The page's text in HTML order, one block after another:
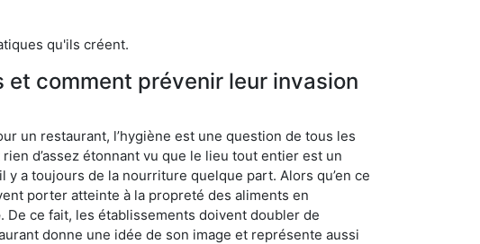
qu'ils créent.
comment prévenir leur invasion
un restaurant, l’hygiène est une question de tous les
d’assez étonnant vu que le lieu tout entier est un
y a toujours de la nourriture quelque part. Alors qu’en ce
porter atteinte à la propreté des aliments en
. De ce fait, les établissements doivent doubler de
donne une idée de son image et représente aussi